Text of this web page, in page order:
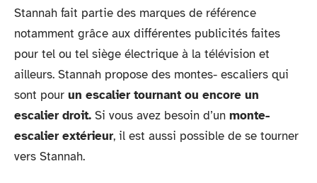
Stannah fait partie des marques de référence
notamment grâce aux différentes publicités faites
pour tel ou tel siège électrique à la télévision et
ailleurs. Stannah propose des montes- escaliers qui
sont pour un escalier tournant ou encore un
escalier droit. Si vous avez besoin d’un monte-
escalier extérieur, il est aussi possible de se tourner
vers Stannah.